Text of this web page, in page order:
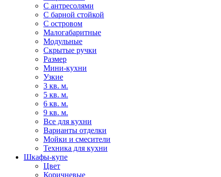
С антресолями
С барной стойкой
С островом
Малогабаритные
Модульные
Скрытые ручки
Размер
Мини-кухни
Узкие
3 кв. м.
5 кв. м.
6 кв. м.
9 кв. м.
Все для кухни
Варианты отделки
Мойки и смесители
Техника для кухни
Шкафы-купе
Цвет
Коричневые